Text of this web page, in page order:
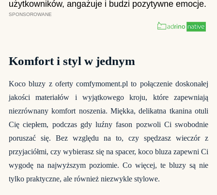
Komfort i styl w jednym
Koco bluzy z ofertycomfymoment.pl to połączenie doskonałej
jakości materiałów i wyjątkowego kroju, które zapewniają
niezrównany komfort noszenia. Miękka, delikatna tkanina otuli
Cię ciepłem, podczas gdy luźny fason pozwoli Ci swobodnie
poruszać się. Bez względu na to, czy spędzasz wieczór z
przyjaciółmi, czy wybierasz się na spacer, koco bluza zapewni Ci
wygodę na najwyższym poziomie. Co więcej, te bluzy są nie
tylko praktyczne, ale również niezwykle stylowe.